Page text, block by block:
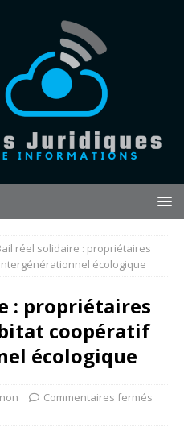
réel solidaire : propriétaires
écologique
: propriétaires
coopératif
écologique
Commentaires fermés